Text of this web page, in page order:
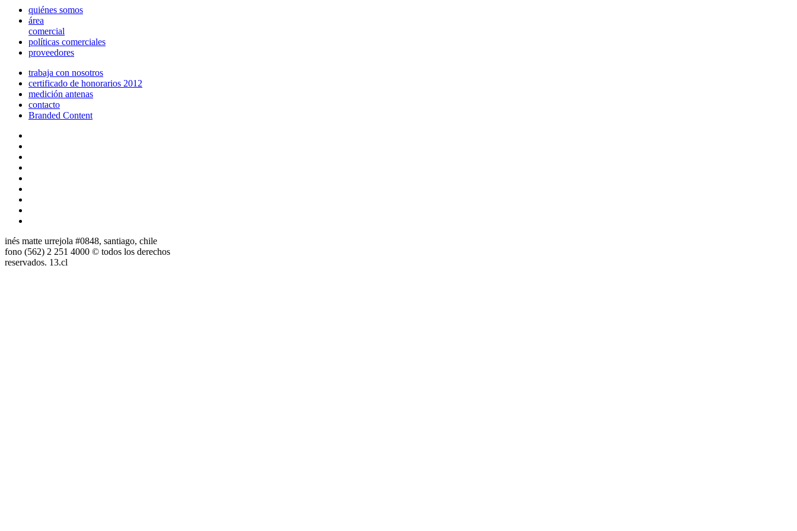
quiénes somos
área
comercial
políticas comerciales
proveedores
trabaja con nosotros
certificado de honorarios 2012
medición antenas
contacto
Branded Content
inés matte urrejola #0848, santiago, chile
fono (562) 2 251 4000 © todos los derechos
reservados. 13.cl